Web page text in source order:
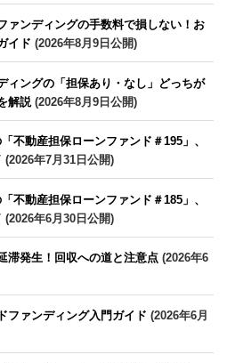
ァンディングの手数料で損しない！お
イド (2026年8月9日公開)
ィングの「担保あり・なし」どっちが
解説 (2026年8月9日公開)
不動産担保ローンファンド＃195」、
(2026年7月31日公開)
不動産担保ローンファンド＃185」、
(2026年6月30日公開)
滞発生！回収への道と注意点 (2026年6
ファンディング入門ガイド (2026年6月